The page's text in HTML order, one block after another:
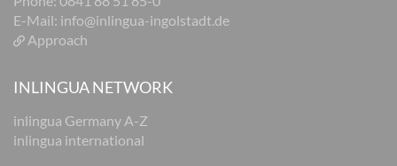
E-Mail: info@inlingua-ingolstadt.de
Approach
INLINGUA NETWORK
inlingua Germany A-Z
inlingua international